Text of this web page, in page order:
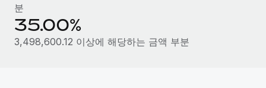
분
35.00%
3,498,600.12 이상에 해당하는 금액 부분